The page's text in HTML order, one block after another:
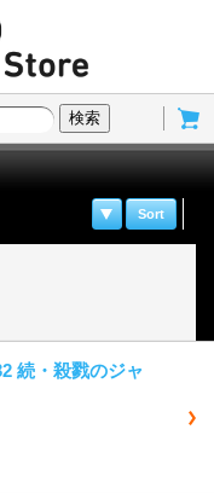
検索
Sort
続・殺戮のジャ